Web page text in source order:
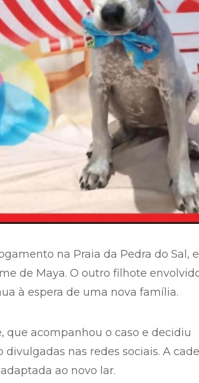
na Praia da Pedra do Sal,
de Maya. O outro filhote
à espera de uma nova família.
acompanhou o caso e decidiu
nas redes sociais. A
ao novo lar.